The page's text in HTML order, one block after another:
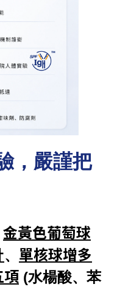
，嚴謹把
金黃色葡萄球
、 單核球增多
項 (水楊酸、苯